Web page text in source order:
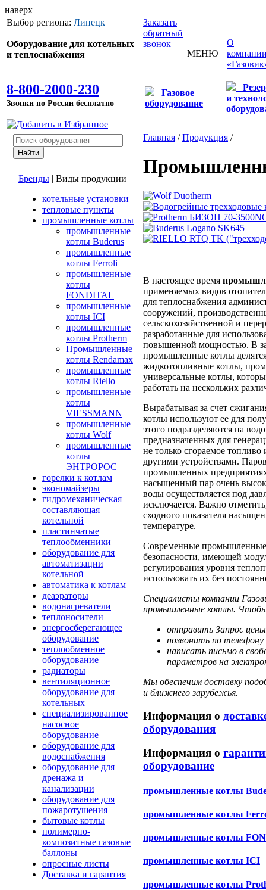
наверх
Выбор региона: Липецк
Оборудование для котельных
и теплоснабжения
8-800-2000-230
Звонки по России бесплатно
Заказать
обратный
звонок
МЕНЮ
О
Газовое
оборудование
и
Бренды | Виды продукции
котельные установки
тепловые пункты
промышленные котлы
промышленные
котлы Buderus
промышленные
котлы Ferroli
промышленные
котлы
FONDITAL
промышленные
котлы ICI
промышленные
котлы Protherm
Промышленные
котлы Rendamax
промышленные
котлы Riello
промышленные
котлы
VIESSMANN
промышленные
котлы Wolf
промышленные
котлы
ЭНТРОРОС
горелки к котлам
экономайзеры
гидромеханическая
составляющая
котельной
пластинчатые
теплообменники
оборудование для
автоматизации
котельной
автоматика к котлам
деаэраторы
водонагреватели
теплоносители
энергосберегающее
оборудование
теплообменное
оборудование
радиаторы
вентиляционное
оборудование для
котельных
специализированное
насосное
оборудование
оборудование для
водоснабжения
оборудование для
дренажа и
канализации
оборудование для
пожаротушения
бытовые котлы
полимерно-
композитные газовые
баллоны
опросные листы
Доставка и гарантия
Главная /Продукция /
В настоящее время
применяемых видов
для теплоснабжения
сооружений,
сельскохозяйственной и
разработанные для
повышенной мощностью. В
промышленные котлы
жидкотопливные котлы,
универсальные котлы,
работать на нескольких
Вырабатывая за счет
котлы используют ее для
этого подразделяются на
предназначенных для
не только сгораемое
другими устройствами.
промышленных
насыщенный пар очень
воды осуществляется под
исключается. Важно
сходного показателя
температуре.
Современные промышленные
безопасности, имеющей
регулирования уровня
использовать их без
Специалисты компании
промышленные котлы.
отправить Запрос цены
позвонить по
написать письмо в
параметров на
Мы обеспечим доставку
и ближнего зарубежья.
Информация о
оборудования
Информация о
оборудование
промышленные котлы
промышленные котлы
промышленные котлы
промышленные котлы ICI
промышленные котлы